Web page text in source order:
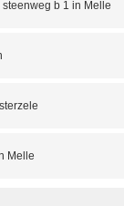
b 1 in Melle
Melle